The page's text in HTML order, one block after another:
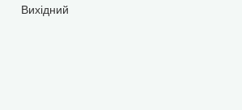
Вихідний